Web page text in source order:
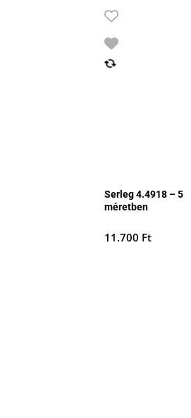
Serleg 4.4918 – 5
méretben
11.700 Ft